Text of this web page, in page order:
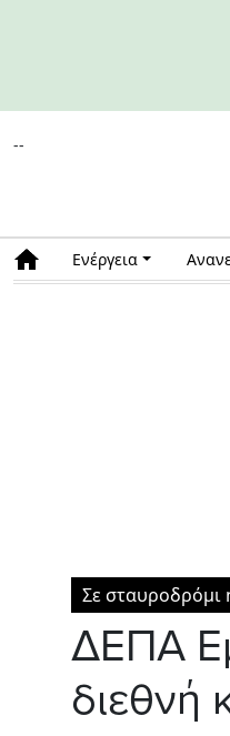
--
Ενέργεια
Σε σταυροδρόμι
ΔΕΠΑ
διεθνή